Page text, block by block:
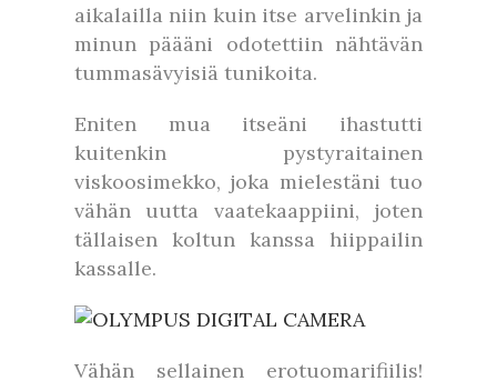
aikalailla niin kuin itse arvelinkin ja
minun päääni odotettiin nähtävän
tummasävyisiä tunikoita.
Eniten mua itseäni ihastutti
kuitenkin pystyraitainen
viskoosimekko, joka mielestäni tuo
vähän uutta vaatekaappiini, joten
tällaisen koltun kanssa hiippailin
kassalle.
Vähän sellainen erotuomarifiilis!